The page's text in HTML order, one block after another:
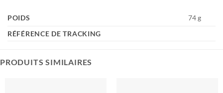
POIDS
74 g
RÉFÉRENCE DE TRACKING
PRODUITS SIMILAIRES